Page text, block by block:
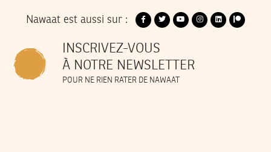
Nawaat est aussi sur :
INSCRIVEZ-VOUS
À NOTRE NEWSLETTER
POUR NE RIEN RATER DE NAWAAT